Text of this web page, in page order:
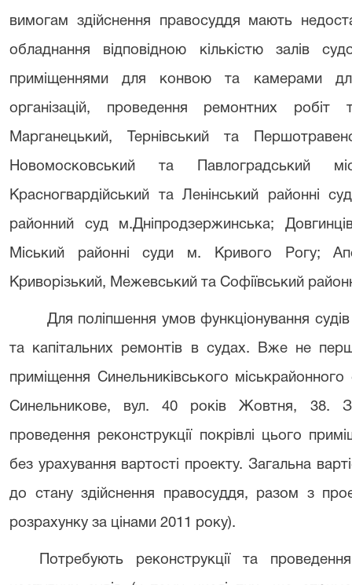
вимогам здійснення правосуддя мають
обладнання відповідною кількістю залів
приміщеннями для конвою та камерами для
організацій, проведення ремонтних
Марганецький, Тернівський та
Новомосковський та Павлоградський
Красногвардійський та Ленінський районні
районний суд м.Дніпродзержинська;
Міський районні суди м. Кривого Рогу;
Криворізький, Межевський та Софіївський
Для поліпшення умов функціонування
та капітальних ремонтів в судах. Вже не
приміщення Синельниківського
Синельникове, вул. 40 років Жовтня, 38.
проведення реконструкції покрівлі цього
без урахування вартості проекту. Загальна
до стану здійснення правосуддя, разом з
розрахунку за цінами 2011 року).
Потребують реконструкції та